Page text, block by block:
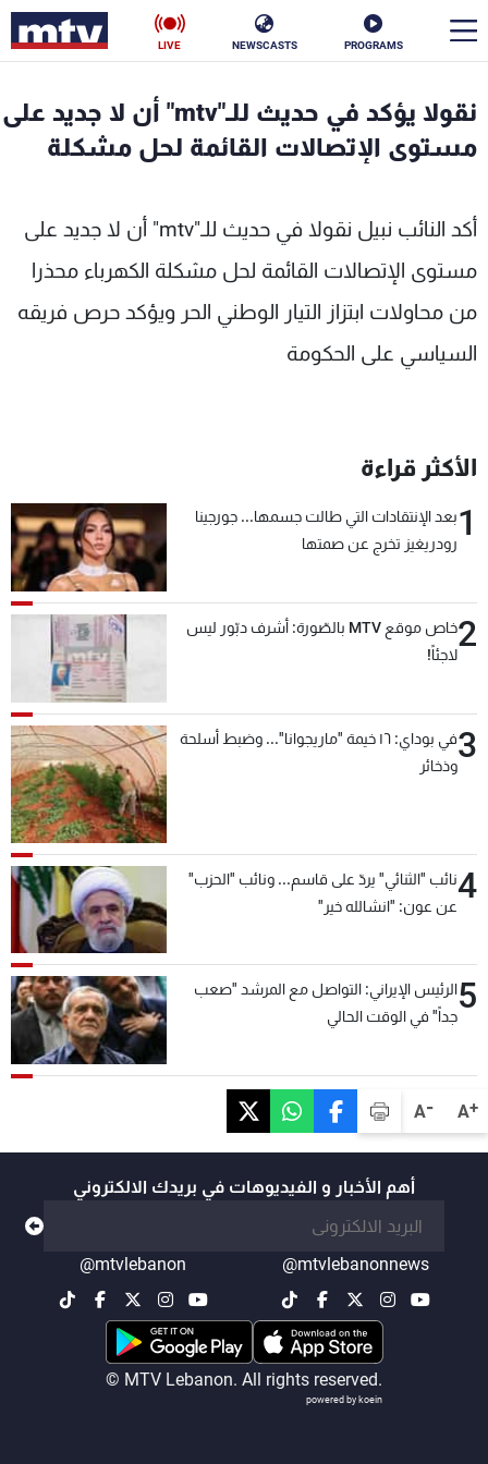
PROGRAMS
NEWSCASTS
LIVE
A+
A-
نقولا يؤكد في حديث للـ"mtv" أن لا جديد على
مستوى الإتصالات القائمة لحل مشكلة
أكد النائب نبيل نقولا في حديث للـ"mtv" أن لا جديد على
مستوى الإتصالات القائمة لحل مشكلة الكهرباء محذرا
من محاولات ابتزاز التيار الوطني الحر ويؤكد حرص فريقه
السياسي على الحكومة
الأكثر قراءة
1بعد الإنتقادات التي طالت جسمها... جورجينا
رودريغيز تخرج عن صمتها
2
خاص موقع MTV بالصّورة: أشرف دبّور ليس
لاجئاً!
3
في بوداي: ١٦ خيمة "ماريجوانا"... وضبط أسلحة
وذخائر
4نائب "الثنائي" يردّ على قاسم... ونائب "الحزب"
عن عون: "انشالله خير"
5الرئيس الإيراني: التواصل مع المرشد "صعب
جداً" في الوقت الحالي
أهم الأخبار و الفيديوهات في بريدك الالكتروني
@mtvlebanonnews
@mtvlebanon
© MTV Lebanon. All rights reserved.
powered by koein
الأخبار
منوعات رياضة
كأس العالم
البرامج
جدول البرامج
شاهد البرامج
الترددات
الإنـتـاج
لاعلاناتكم
تواصل معنا